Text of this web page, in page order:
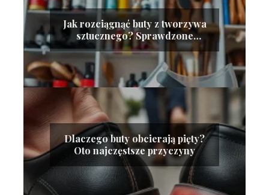
Jak rozciągnąć buty z tworzywa
sztucznego? Sprawdzone
metody
Dlaczego buty obcierają pięty?
Oto najczęstsze przyczyny